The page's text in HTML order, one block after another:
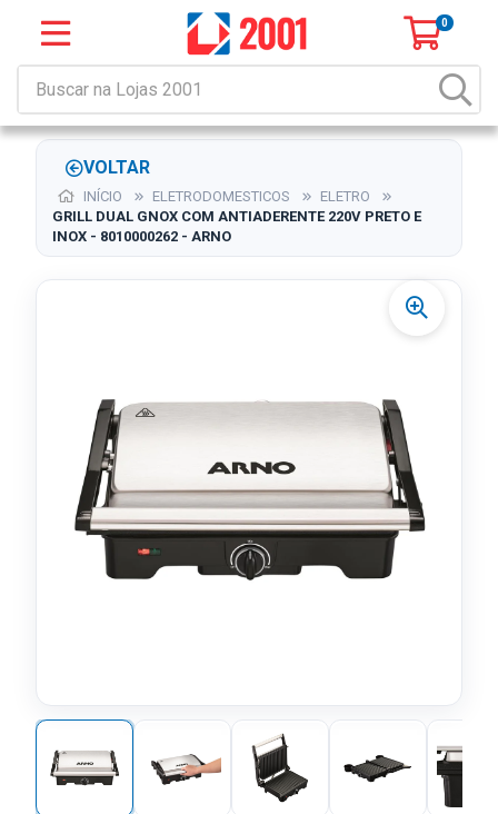
0
VOLTAR
INÍCIO ELETRODOMESTICOS
ELETRO
GRILL DUAL GNOX COM ANTIADERENTE 220V PRETO E
INOX - 8010000262 - ARNO